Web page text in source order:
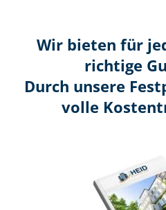
Wir bieten für
richtige
Durch unsere
volle